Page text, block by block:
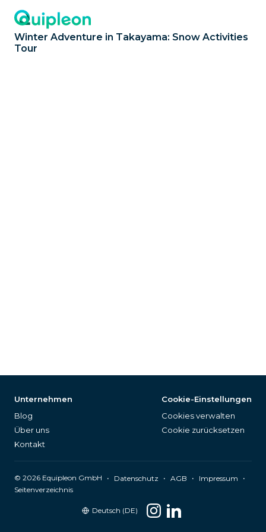
Winter Adventure in Takayama: Snow Activities
Tour
Unternehmen
Blog
Über uns
Kontakt
Cookie-Einstellungen
Cookies verwalten
Cookie zurücksetzen
© 2026 Equipleon GmbH • Datenschutz • AGB • Impressum
•
Seitenverzeichnis
Deutsch (DE)